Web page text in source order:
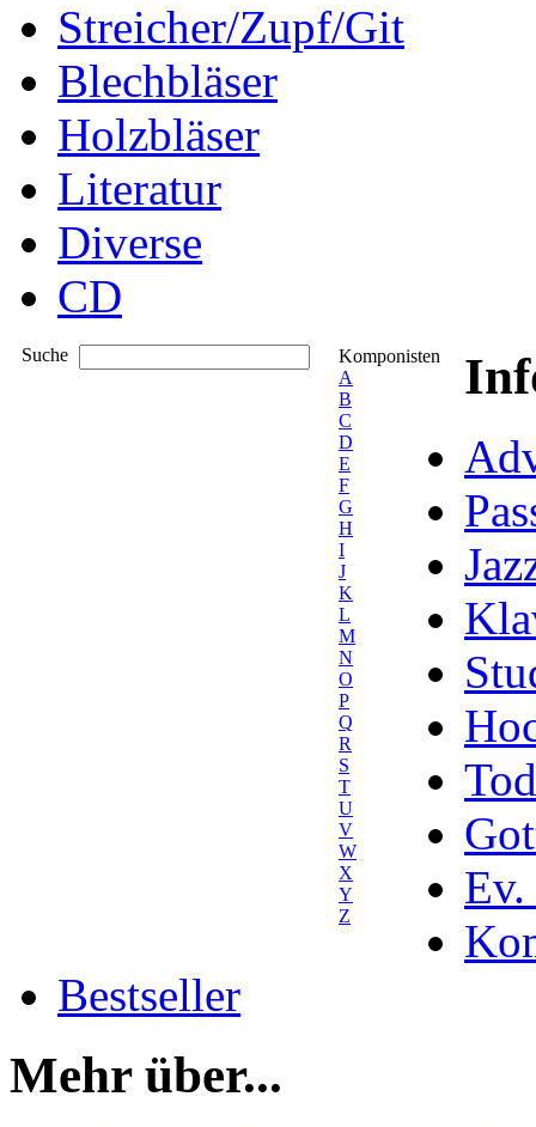
Streicher/Zupf/Git
Blechbläser
Holzbläser
Literatur
Diverse
CD
Suche
Komponisten
A
B
C
D
E
F
G
H
I
J
K
L
M
N
O
P
Q
R
S
T
U
V
W
X
Y
Z
Ev.
Bestseller
Mehr über...